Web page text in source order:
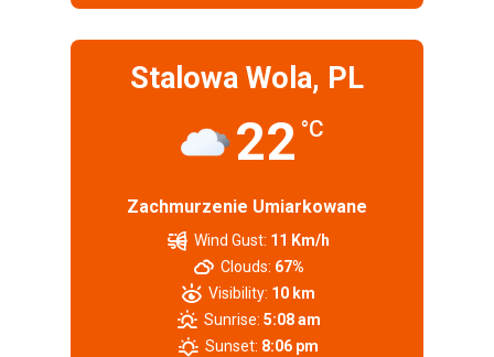
Stalowa Wola, PL
22 °C
Zachmurzenie Umiarkowane
Wind Gust: 11 Km/h
Clouds: 67%
Visibility: 10 km
Sunrise: 5:08 am
Sunset: 8:06 pm